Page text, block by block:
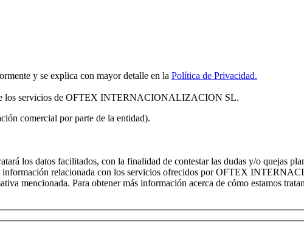
y se explica con mayor detalle en la Política de Privacidad.
los servicios de OFTEX INTERNACIONALIZACION SL.
comercial por parte de la entidad).
datos facilitados, con la finalidad de contestar las dudas y/o quejas
información relacionada con los servicios ofrecidos por OFTEX
mencionada. Para obtener más información acerca de cómo estamos